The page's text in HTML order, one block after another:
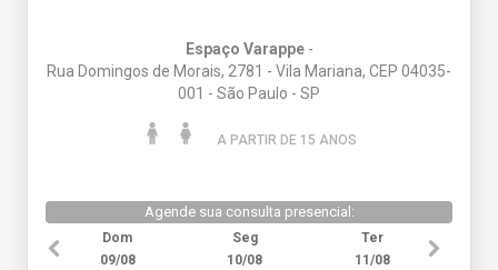
Espaço Varappe-
Rua Domingos de Morais, 2781 - Vila Mariana, CEP 04035-
001 - São Paulo - SP
A PARTIR DE 15 ANOS
Agende sua consulta presencial:
Dom
09/08
Seg
10/08
Ter
11/08